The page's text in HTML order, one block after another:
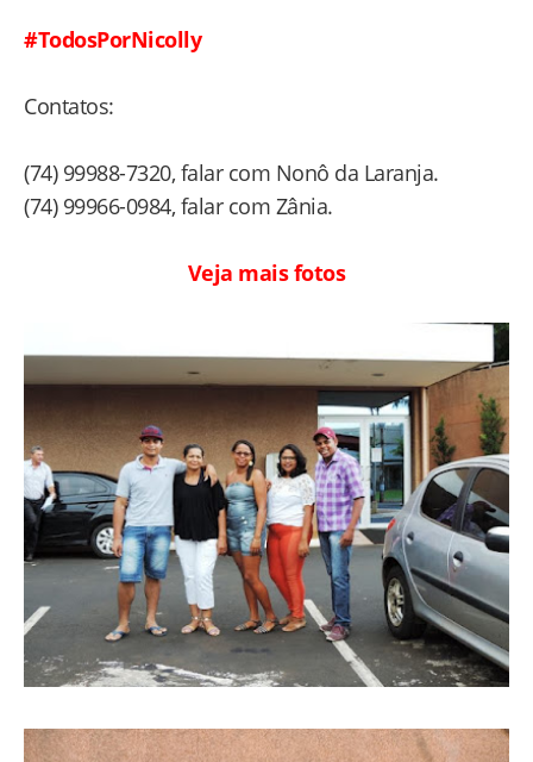
#TodosPorNicolly
Contatos:
(74) 99988-7320, falar com Nonô da Laranja.
(74) 99966-0984, falar com Zânia.
Veja mais fotos